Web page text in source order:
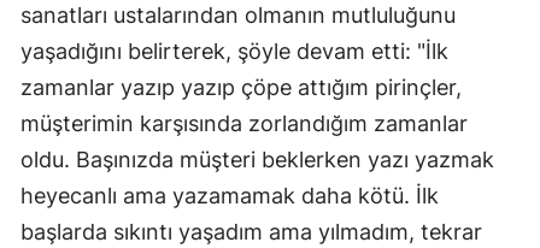
Kırşehir
Kocaeli
Konya
Kütahya
sanatları ustalarından olmanın mutluluğunu
yaşadığını belirterek, şöyle devam etti: "İlk
zamanlar yazıp yazıp çöpe attığım pirinçler,
müşterimin karşısında zorlandığım zamanlar
oldu. Başınızda müşteri beklerken yazı yazmak
heyecanlı ama yazamamak daha kötü. İlk
başlarda sıkıntı yaşadım ama yılmadım, tekrar